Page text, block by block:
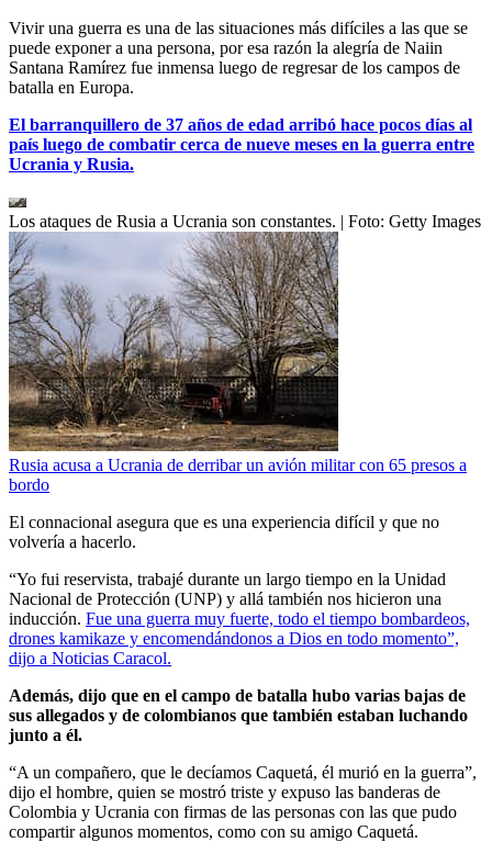
Vivir una guerra es una de las situaciones más difíciles a las que se
puede exponer a una persona, por esa razón la alegría de Naiin
Santana Ramírez fue inmensa luego de regresar de los campos de
batalla en Europa.
El barranquillero de 37 años de edad arribó hace pocos días al
país luego de combatir cerca de nueve meses en la guerra entre
Ucrania y Rusia.
Los ataques de Rusia a Ucrania son constantes. | Foto: Getty Images
Rusia acusa a Ucrania de derribar un avión militar con 65 presos a
bordo
El connacional asegura que es una experiencia difícil y que no
volvería a hacerlo.
“Yo fui reservista, trabajé durante un largo tiempo en la Unidad
Nacional de Protección (UNP) y allá también nos hicieron una
inducción. Fue una guerra muy fuerte, todo el tiempo bombardeos,
drones kamikaze y encomendándonos a Dios en todo momento”,
dijo a Noticias Caracol.
Además, dijo que en el campo de batalla hubo varias bajas de
sus allegados y de colombianos que también estaban luchando
junto a él.
“A un compañero, que le decíamos Caquetá, él murió en la guerra”,
dijo el hombre, quien se mostró triste y expuso las banderas de
Colombia y Ucrania con firmas de las personas con las que pudo
compartir algunos momentos, como con su amigo Caquetá.